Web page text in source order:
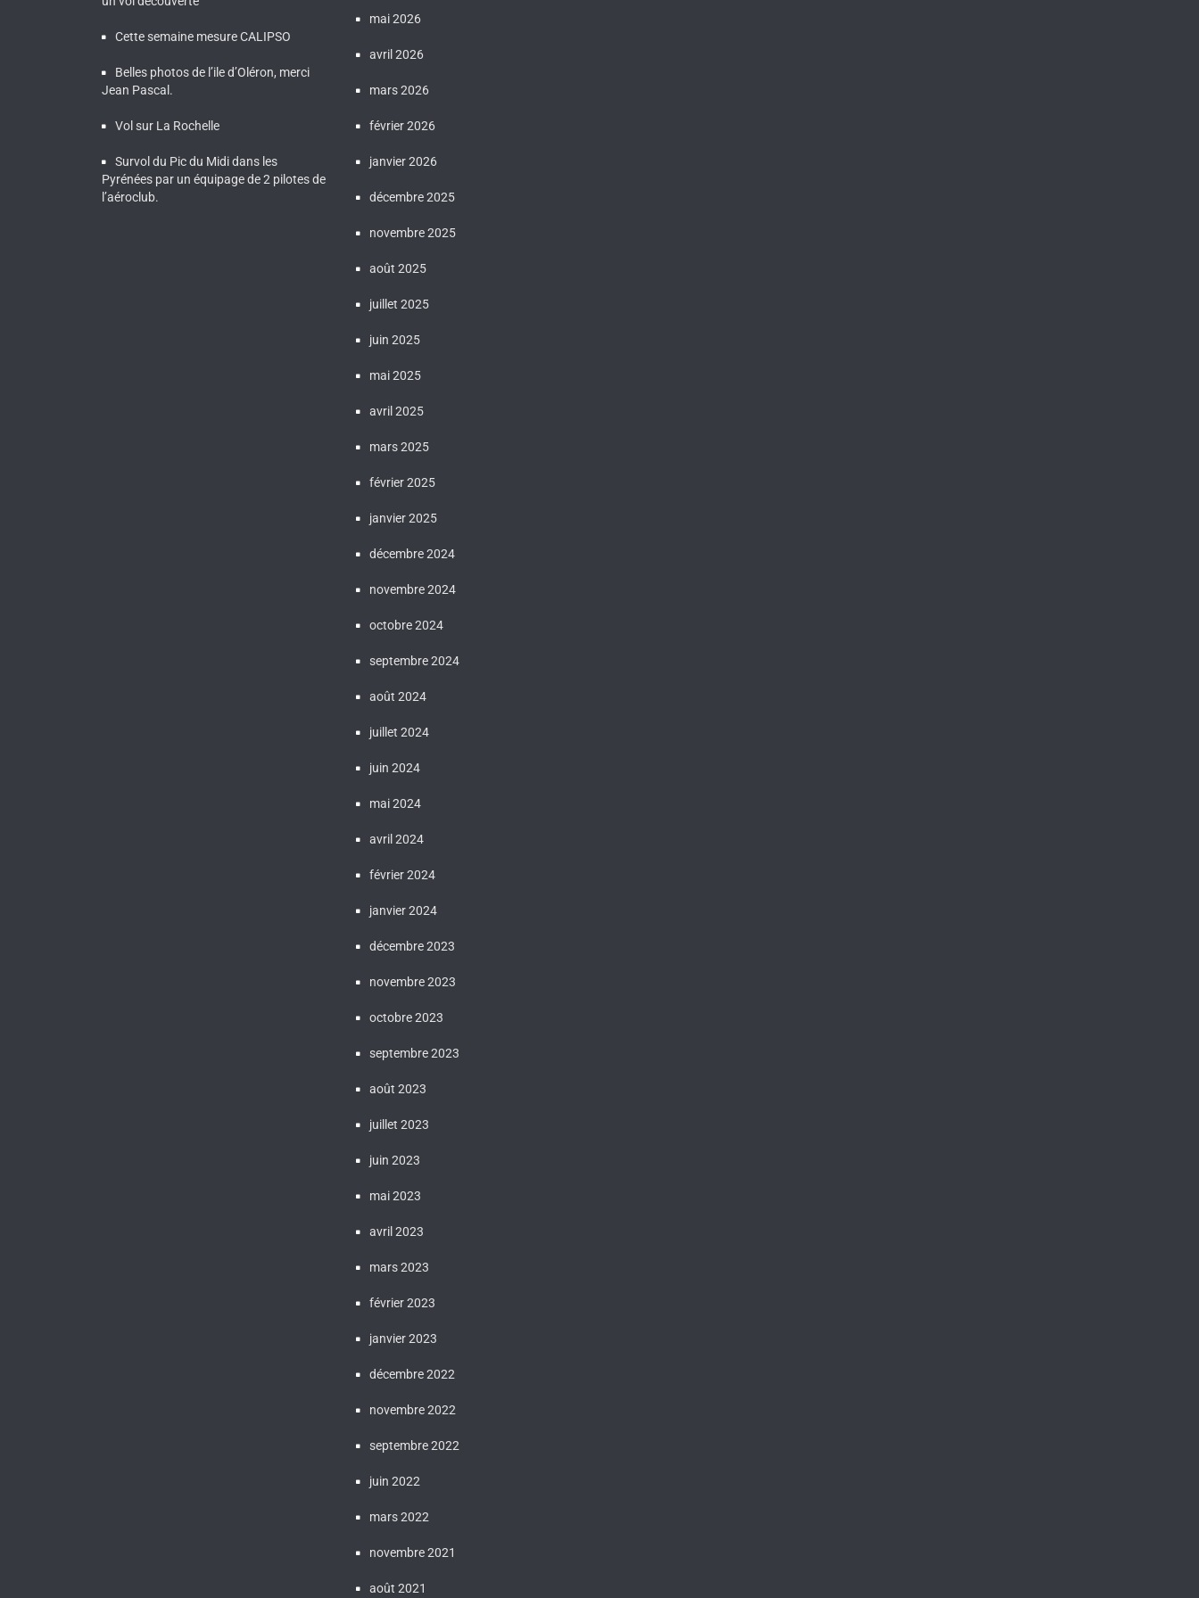
Cette semaine mesure CALIPSO
Belles photos de l’ile d’Oléron, merci
Jean Pascal.
Vol sur La Rochelle
Survol du Pic du Midi dans les
Pyrénées par un équipage de 2 pilotes de
l’aéroclub.
mai 2026
avril 2026
mars 2026
février 2026
janvier 2026
décembre 2025
novembre 2025
août 2025
juillet 2025
juin 2025
mai 2025
avril 2025
mars 2025
février 2025
janvier 2025
décembre 2024
novembre 2024
octobre 2024
septembre 2024
août 2024
juillet 2024
juin 2024
mai 2024
avril 2024
février 2024
janvier 2024
décembre 2023
novembre 2023
octobre 2023
septembre 2023
août 2023
juillet 2023
juin 2023
mai 2023
avril 2023
mars 2023
février 2023
janvier 2023
décembre 2022
novembre 2022
septembre 2022
juin 2022
mars 2022
novembre 2021
août 2021